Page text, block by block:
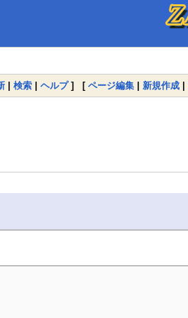
| 検索 | ヘルプ] [ ページ編集 | 新規作成 |